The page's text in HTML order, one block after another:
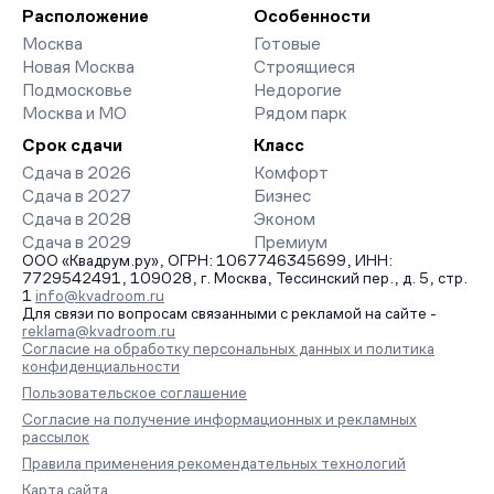
организует просмотр и поможет одобрить ипотеку по
минимальной ставке. Чтобы зафиксировать цену, оставьте
заявку на обратный звонок.
Расположение
Москва
Новая Москва
Подмосковье
Москва и МО
Особенности
Готовые
Строящиеся
Недорогие
Рядом парк
Срок сдачи
Сдача в 2026
Сдача в 2027
Сдача в 2028
Сдача в 2029
Класс
Комфорт
Бизнес
Эконом
Премиум
ООО «Квадрум.ру», ОГРН: 1067746345699, ИНН:
7729542491, 109028, г. Москва, Тессинский пер., д. 5, стр.
1 info@kvadroom.ru
Для связи по вопросам связанными с рекламой на сайте -
reklama@kvadroom.ru
Согласие на обработку персональных данных и политика
конфиденциальности
Пользовательское соглашение
Согласие на получение информационных и рекламных
рассылок
Правила применения рекомендательных технологий
Карта сайта